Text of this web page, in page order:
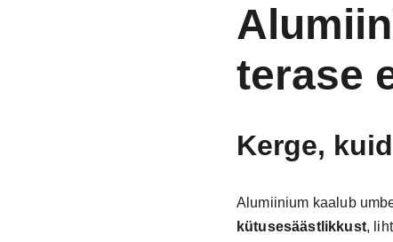
terase
Kerge,
Alumiinium kaalub
kütusesäästlikkust,